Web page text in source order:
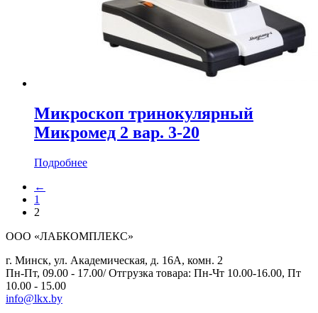
Микроскоп тринокулярный
Микромед 2 вар. 3-20
Подробнее
←
1
2
ООО «ЛАБКОМПЛЕКС»
г. Минск, ул. Академическая, д. 16А, комн. 2
Пн-Пт, 09.00 - 17.00/ Отгрузка товара: Пн-Чт 10.00-16.00, Пт
10.00 - 15.00
info@lkx.by